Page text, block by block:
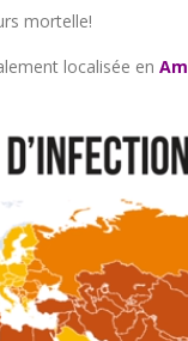
mortelle!
localisée en